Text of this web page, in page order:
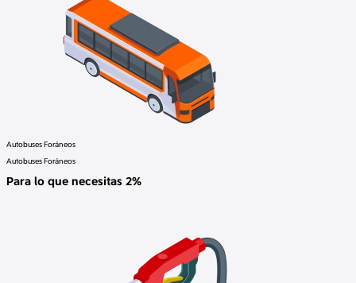
Autobuses Foráneos
Autobuses Foráneos
Para lo que necesitas 2%